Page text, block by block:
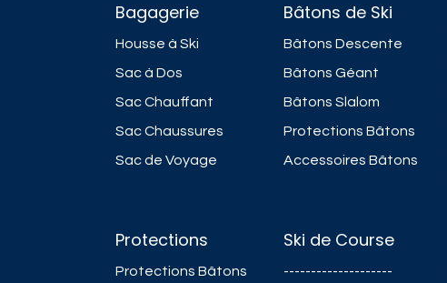
Protections
Protections Bâtons
Ski de Course
--------------------
Bagagerie
Housse à Ski
Sac à Dos
Sac Chauffant
Sac Chaussures
Sac de Voyage
Bâtons de Ski
Bâtons Descente
Bâtons Géant
Bâtons Slalom
Protections Bâtons
Accessoires Bâtons